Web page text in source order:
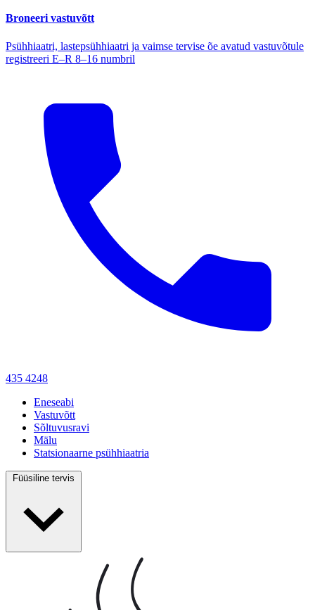
Broneeri vastuvõtt
Psühhiaatri, lastepsühhiaatri ja vaimse tervise õe avatud vastuvõtule
registreeri E–R 8–16 numbril
435 4248
Eneseabi
Vastuvõtt
Sõltuvusravi
Mälu
Statsionaarne psühhiaatria
Füüsiline tervis